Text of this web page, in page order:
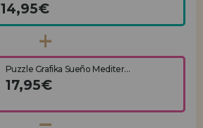
14,95€
Puzzle Grafika Sueño Mediter...
17,95€